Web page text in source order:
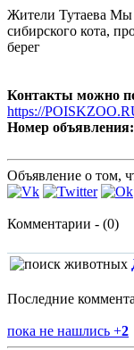
Жители Тутаева Мы
сибирского кота,
берег
Контакты можно
https://
Номер объявления:
Объявление о том,
Комментарии - (0)
Последние
пока не нашлись +2